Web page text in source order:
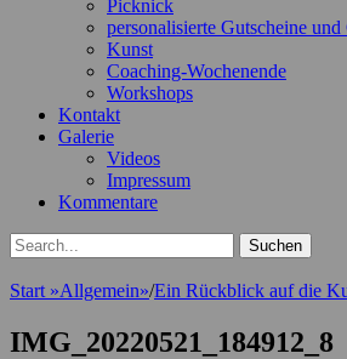
Picknick
personalisierte Gutscheine
Kunst
Coaching-Wochenende
Workshops
Kontakt
Galerie
Videos
Impressum
Kommentare
Suchen
Suchen
nach:
Start »Allgemein»/Ein Rückblick auf die
IMG_20220521_184912_8